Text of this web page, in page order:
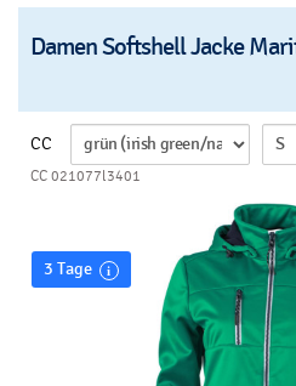
Drück:siebdruck - papierdruck -
auf t-shirts - v, drucken -
b, siebdruck - dunkles t-shirt - b
Damen Softshell Jacke
CC
CC 021077l3401
3 Tage